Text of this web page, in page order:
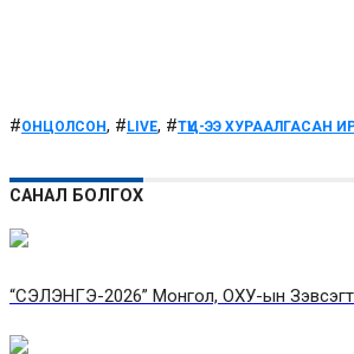
#ОНЦОЛСОН, # LIVE, #ТҮЦ-ЭЭ ХУРААЛГАСАН
САНАЛ БОЛГОХ
“СЭЛЭНГЭ-2026” Монгол, ОХУ-ын Зэвсэгт